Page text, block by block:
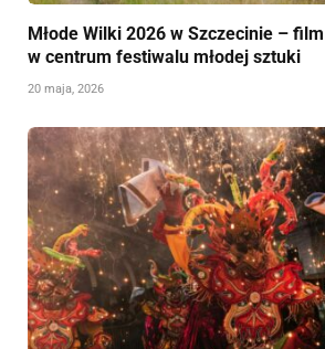
Młode Wilki 2026 w Szczecinie –
w centrum festiwalu młodej sztuki
20 maja, 2026